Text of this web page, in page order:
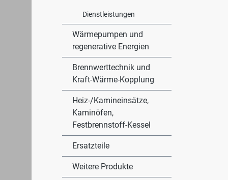
Dienstleistungen
Wärmepumpen und
regenerative Energien
Brennwerttechnik und
Kraft-Wärme-Kopplung
Heiz-/Kamineinsätze,
Kaminöfen,
Festbrennstoff-Kessel
Ersatzteile
Weitere Produkte